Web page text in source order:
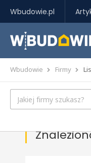
Wbudowie.pl
Wbudowie Firmy